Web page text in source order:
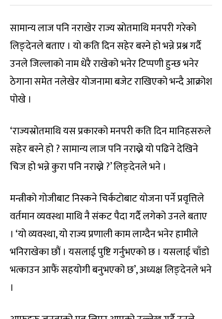
सामान्य लाज पनि नराखेर राज्य स्रोतमाथि मनपरी गरेको
लिङ्देनले बताए । यो कति दिन सहेर बस्ने हो भन्ने प्रश्न गर्दै
उनले जिल्लाको नाम धेरै राखेको भनेर टिप्पणी हुन्छ भनेर
ठेगाना समेत नलेखेर योजनामा बजेट राखिएको भन्दै आक्रोश
पोखे ।
‘राज्यस्रोतमाथि यस प्रकारको मनपरी कति दिन मानिहसरुले
सहेर बस्ने हो ? सामान्य लाज पनि नराख्ने यो पढिने देखिने
चिज हो भन्ने कुरा पनि नराख्ने ?’ लिङ्देनले भने ।
मन्त्रीको गोजीबाट निस्कने चिर्कटोबाट योजना पर्ने प्रवृत्तिले
वर्तमान व्यवस्था माथि नै संकट पैदा गर्दै लगेको उनले बताए
। ‘यो व्यवस्था, यो राज्य प्रणाली काम लाग्दैन भनेर हामीले
भनिराखेका छौं । यसलाई पुष्टि गर्नुभएको छ । यसलाई चाँडो
भत्काउन आफैं सहयोगी बनुभएको छ’, अध्यक्ष लिङ्देनले भने
।